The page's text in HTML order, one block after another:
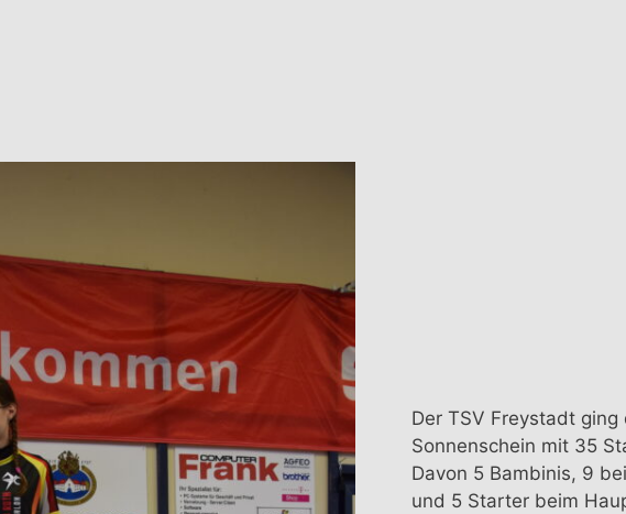
Der TSV Freystadt
Sonnenschein mit 35
Davon 5 Bambinis, 9
und 5 Starter beim